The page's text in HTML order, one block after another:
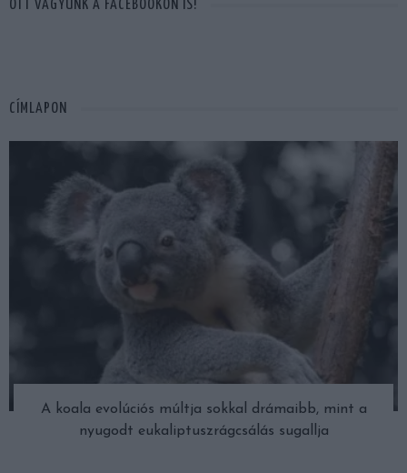
OTT VAGYUNK A FACEBOOKON IS!
CÍMLAPON
A koala evolúciós múltja sokkal drámaibb, mint a
nyugodt eukaliptuszrágcsálás sugallja